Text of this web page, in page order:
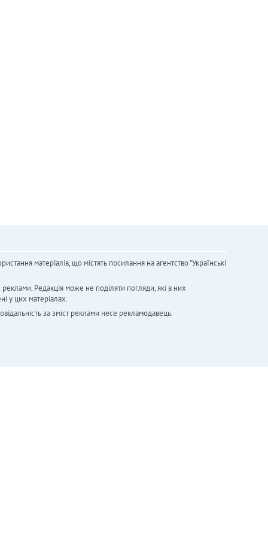
матеріалів, що містять посилання на агентство "Українськi
Редакція може не поділяти погляди, які в них
у цих матеріалах.
за зміст реклами несе рекламодавець.